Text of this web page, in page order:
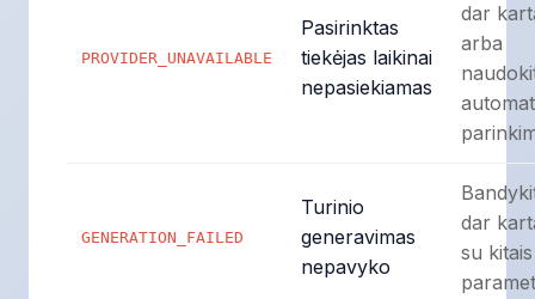
PROVIDER_UNAVAILABLE
Pasirinktas
tiekėjas laikinai
nepasiekiamas
dar
arba
GENERATION_FAILED
Turinio
generavimas
nepavyko
dar
su kitais